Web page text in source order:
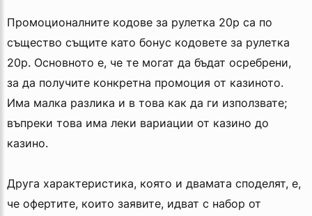
Промоционалните кодове за рулетка 20p са по
същество същите като бонус кодовете за рулетка
20p. Основното е, че те могат да бъдат осребрени,
за да получите конкретна промоция от казиното.
Има малка разлика и в това как да ги използвате;
въпреки това има леки вариации от казино до
казино.
Друга характеристика, която и двамата споделят, е,
че офертите, които заявите, идват с набор от